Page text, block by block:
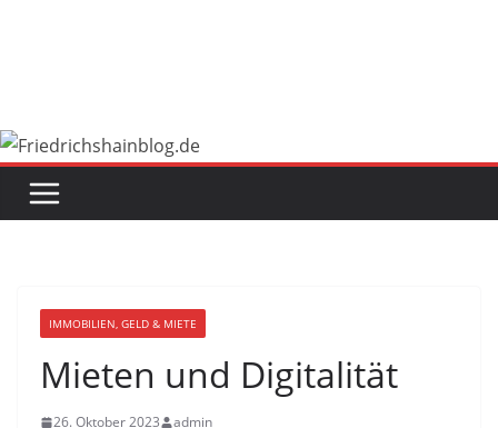
IMMOBILIEN, GELD & MIETE
Mieten und Digitalität
26. Oktober 2023 admin